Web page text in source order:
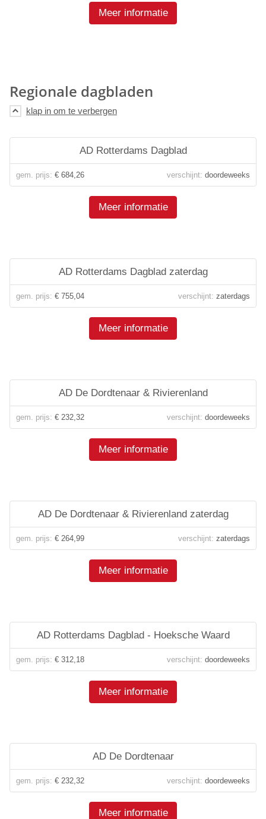
Meer informatie
Regionale dagbladen
AD Rotterdams Dagblad
gem. prijs: € 684,26 verschijnt: doordeweeks
Meer informatie
AD Rotterdams Dagblad zaterdag
gem. prijs: € 755,04 verschijnt: zaterdags
Meer informatie
AD De Dordtenaar & Rivierenland
gem. prijs: € 232,32 verschijnt: doordeweeks
Meer informatie
AD De Dordtenaar & Rivierenland zaterdag
gem. prijs: € 264,99 verschijnt: zaterdags
Meer informatie
AD Rotterdams Dagblad - Hoeksche Waard
gem. prijs: € 312,18 verschijnt: doordeweeks
Meer informatie
AD De Dordtenaar
gem. prijs: € 232,32 verschijnt: doordeweeks
Meer informatie